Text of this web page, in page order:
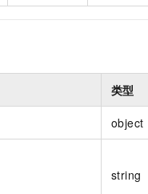
类型
object
string